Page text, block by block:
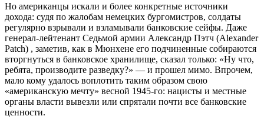
Но американцы искали и более конкретные источники
дохода: судя по жалобам немецких бургомистров, солдаты
регулярно взрывали и взламывали банковские сейфы. Даже
генерал-лейтенант Седьмой армии Александр Пэтч (Alexander
Patch) , заметив, как в Мюнхене его подчиненные собираются
вторгнуться в банковское хранилище, сказал только: «Ну что,
ребята, производите разведку?» — и прошел мимо. Впрочем,
мало кому удалось воплотить таким образом свою
«американскую мечту» весной 1945-го: нацисты и местные
органы власти вывезли или спрятали почти все банковские
ценности.